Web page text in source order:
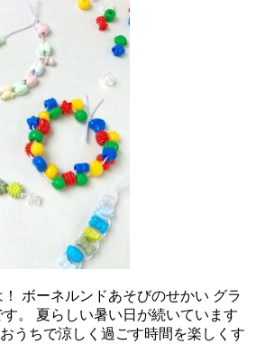
ボーネルンドあそびのせかい グラ
。 夏らしい暑い日が続いています
うちで涼しく過ごす時間を楽しくす